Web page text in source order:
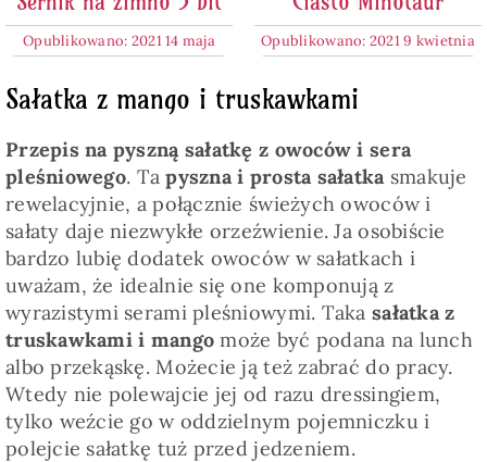
Opublikowano: 2021 14 maja Opublikowano: 2021 9 kwietnia
Sałatka z mango i truskawkami
Przepis na pyszną sałatkę z owoców i sera
pleśniowego. Tapyszna i prosta sałatka smakuje
rewelacyjnie, a połącznie świeżych owoców i
sałaty daje niezwykłe orzeźwienie. Ja osobiście
bardzo lubię dodatek owoców w sałatkach i
uważam, że idealnie się one komponują z
wyrazistymi serami pleśniowymi. Taka sałatka z
truskawkami i mango może być podana na lunch
albo przekąskę. Możecie ją też zabrać do pracy.
Wtedy nie polewajcie jej od razu dressingiem,
tylko weźcie go w oddzielnym pojemniczku i
polejcie sałatkę tuż przed jedzeniem.